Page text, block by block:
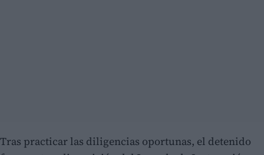
Tras practicar las diligencias oportunas, el detenido